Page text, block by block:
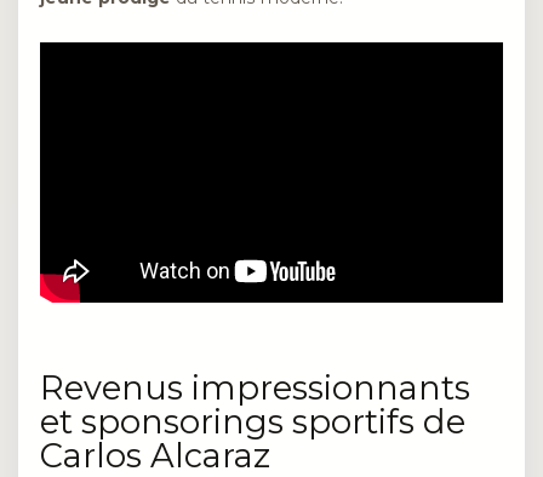
Revenus impressionnants
et sponsorings sportifs de
Carlos Alcaraz